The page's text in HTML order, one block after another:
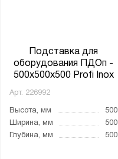
Подставка для
оборудования ПДОп -
500x500x500 Profi Inox
Арт. 226992
Высота, мм
500
Ширина, мм
500
Глубина, мм
500
Разборный каркас:
Да